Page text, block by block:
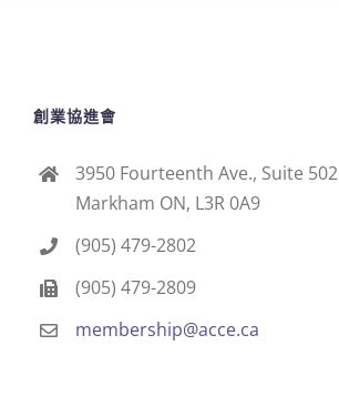
創業協進會
3950 Fourteenth Ave., Suite 502
Markham ON, L3R 0A9
(905) 479-2802
(905) 479-2809
membership@acce.ca